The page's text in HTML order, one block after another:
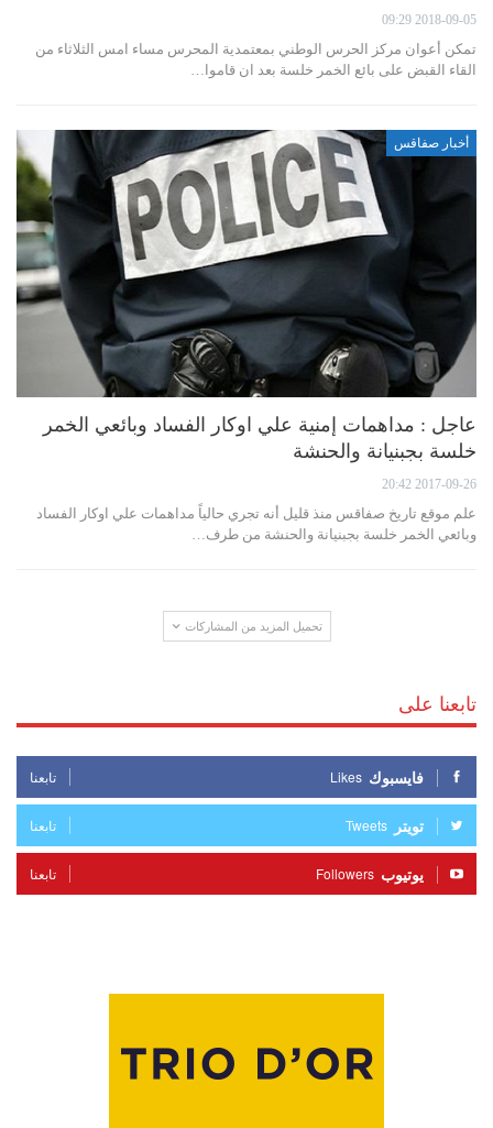
2018-09-05 09:29
تمكن أعوان مركز الحرس الوطني بمعتمدية المحرس مساء امس الثلاثاء من
القاء القبض على بائع الخمر خلسة بعد ان قاموا…
أخبار صفاقس
عاجل : مداهمات إمنية علي اوكار الفساد وبائعي الخمر
خلسة بجبنيانة والحنشة
2017-09-26 20:42
علم موقع تاريخ صفاقس منذ قليل أنه تجري حالياً مداهمات علي اوكار الفساد
وبائعي الخمر خلسة بجبنيانة والحنشة من طرف…
تحميل المزيد من المشاركات
تابعنا على
فايسبوك Likes تابعنا
تويتر Tweets تابعنا
يوتيوب Followers تابعنا